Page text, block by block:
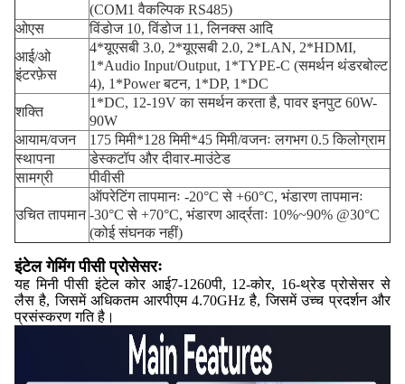
(COM1 वैकल्पिक RS485)
ओएस
विंडोज 10, विंडोज 11, लिनक्स आदि
आई/ओ
इंटरफ़ेस
4*यूएसबी 3.0, 2*यूएसबी 2.0, 2*LAN, 2*HDMI,
1*Audio Input/Output, 1*TYPE-C (समर्थन थंडरबोल्ट
4), 1*Power बटन, 1*DP, 1*DC
शक्ति
1*DC, 12-19V का समर्थन करता है, पावर इनपुट 60W-
90W
आयाम/वजन
175 मिमी*128 मिमी*45 मिमी/वजनः लगभग 0.5 किलोग्राम
स्थापना
डेस्कटॉप और दीवार-माउंटेड
सामग्री
पीवीसी
उचित तापमान
ऑपरेटिंग तापमानः -20°C से +60°C, भंडारण तापमानः
-30°C से +70°C, भंडारण आर्द्रताः 10%~90% @30°C
(कोई संघनक नहीं)
इंटेल गेमिंग पीसी प्रोसेसरः
यह मिनी पीसी इंटेल कोर आई7-1260पी, 12-कोर, 16-थ्रेड प्रोसेसर से
लैस है, जिसमें अधिकतम आरपीएम 4.70GHz है, जिसमें उच्च प्रदर्शन और
प्रसंस्करण गति है।